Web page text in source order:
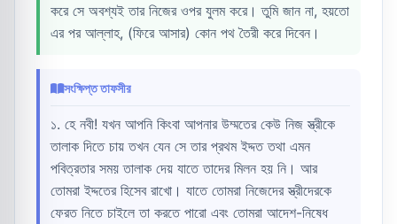
করে সে অবশ্যই তার নিজের ওপর যুলম করে। তুমি জান না, হয়তো
এর পর আল্লাহ, (ফিরে আসার) কোন পথ তৈরী করে দিবেন।
সংক্ষিপ্ত তাফসীর
১. হে নবী! যখন আপনি কিংবা আপনার উম্মতের কেউ নিজ স্ত্রীকে
তালাক দিতে চায় তখন যেন সে তার প্রথম ইদ্দত তথা এমন
পবিত্রতার সময় তালাক দেয় যাতে তাদের মিলন হয় নি। আর
তোমরা ইদ্দতের হিসেব রাখো। যাতে তোমরা নিজেদের স্ত্রীদেরকে
ফেরত নিতে চাইলে তা করতে পারো এবং তোমরা আদেশ-নিষেধ